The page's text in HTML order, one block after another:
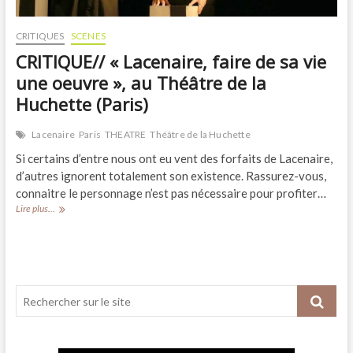
CRITIQUES SCENES
CRITIQUE// « Lacenaire, faire de sa vie
une oeuvre », au Théâtre de la
Huchette (Paris)
Lacenaire Paris THEATRE Théâtre de la Huchette
Si certains d’entre nous ont eu vent des forfaits de Lacenaire,
d’autres ignorent totalement son existence. Rassurez-vous,
connaitre le personnage n’est pas nécessaire pour profiter…
Lire plus... CRITIQUE//
oeuvre »,
de